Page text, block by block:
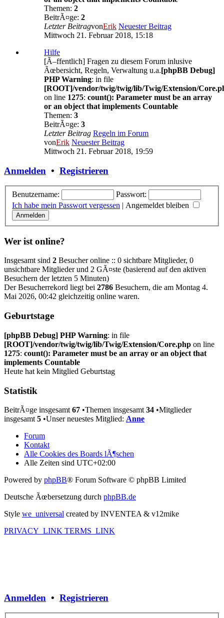
Themen: 2
BeitrÃ¤ge: 2
Letzter BeitragvonErik Neuester Beitrag
Mittwoch 21. Februar 2018, 15:18
Hilfe
[Ã–ffentlich] Fragen zu diesem Forum inlusive
Ãœbersicht, Regeln, Verwaltung u.a.[phpBB Debug]
PHP Warning: in file
[ROOT]/vendor/twig/twig/lib/Twig/Extension/
on line 1275: count(): Parameter must be an array
or an object that implements Countable
Themen: 3
BeitrÃ¤ge: 3
Letzter Beitrag Regeln im Forum
vonErik Neuester Beitrag
Mittwoch 21. Februar 2018, 19:59
Anmelden • Registrieren
Benutzername:
Passwort:
Ich habe mein Passwort vergessen | Angemeldet bleiben
Wer ist online?
Insgesamt sind 2 Besucher online :: 0 sichtbare Mitglieder, 0
unsichtbare Mitglieder und 2 GÃ¤ste (basierend auf den aktiven
Besuchern der letzten 5 Minuten)
Der Besucherrekord liegt bei 2786 Besuchern, die am Montag 4.
Mai 2026, 00:42 gleichzeitig online waren.
Geburtstage
[phpBB Debug] PHP Warning: in file
[ROOT]/vendor/twig/twig/lib/Twig/Extension/Core.php on line
1275: count(): Parameter must be an array or an object that
implements Countable
Heute hat kein Mitglied Geburtstag
Statistik
BeitrÃ¤ge insgesamt 67 •Themen insgesamt 34 •Mitglieder
insgesamt 5 •Unser neuestes Mitglied: Anne
Forum
Kontakt
Alle Cookies des Boards lÃ¶schen
Alle Zeiten sind UTC+02:00
Powered by phpBB® Forum Software © phpBB Limited
Deutsche Ãœbersetzung durch phpBB.de
Style we_universal created by INVENTEA & v12mike
PRIVACY_LINK TERMS_LINK
Anmelden • Registrieren